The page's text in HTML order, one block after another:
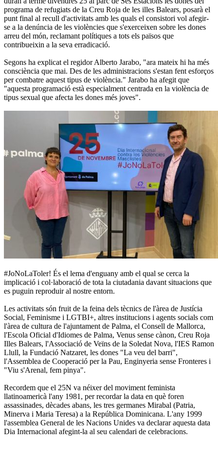
programa de refugiats de la Creu Roja de les illes Balears, posarà el
punt final al recull d'activitats amb les quals el consistori vol afegir-
se a la denúncia de les violències que s'exerceixen sobre les dones
arreu del món, reclamant polítiques a tots els països que
contribueixin a la seva erradicació.
Segons ha explicat el regidor Alberto Jarabo, "ara mateix hi ha més
consciència que mai. Des de les administracions s'estan fent esforços
per combatre aquest tipus de violència." Jarabo ha afegit que
"aquesta programació està especialment centrada en la violència de
tipus sexual que afecta les dones més joves".
#JoNoLaToler! És el lema d'enguany amb el qual se cerca la
implicació i col·laboració de tota la ciutadania davant situacions que
es puguin reproduir al nostre entorn.
Les activitats són fruit de la feina dels tècnics de l'àrea de Justícia
Social, Feminisme i LGTBI+, altres institucions i agents socials com
l'àrea de cultura de l'ajuntament de Palma, el Consell de Mallorca,
l'Escola Oficial d'Idiomes de Palma, Venus sense cànon, Creu Roja
Illes Balears, l'Associació de Veïns de la Soledat Nova, l'IES Ramon
Llull, la Fundació Natzaret, les dones "La veu del barri",
l'Assemblea de Cooperació per la Pau, Enginyeria sense Fronteres i
"Viu s'Arenal, fem pinya".
Recordem que el 25N va néixer del moviment feminista
llatinoamericà l'any 1981, per recordar la data en què foren
assassinades, dècades abans, les tres germanes Mirabal (Patria,
Minerva i Maria Teresa) a la República Dominicana. L'any 1999
l'assemblea General de les Nacions Unides va declarar aquesta data
Dia Internacional afegint-la al seu calendari de celebracions.